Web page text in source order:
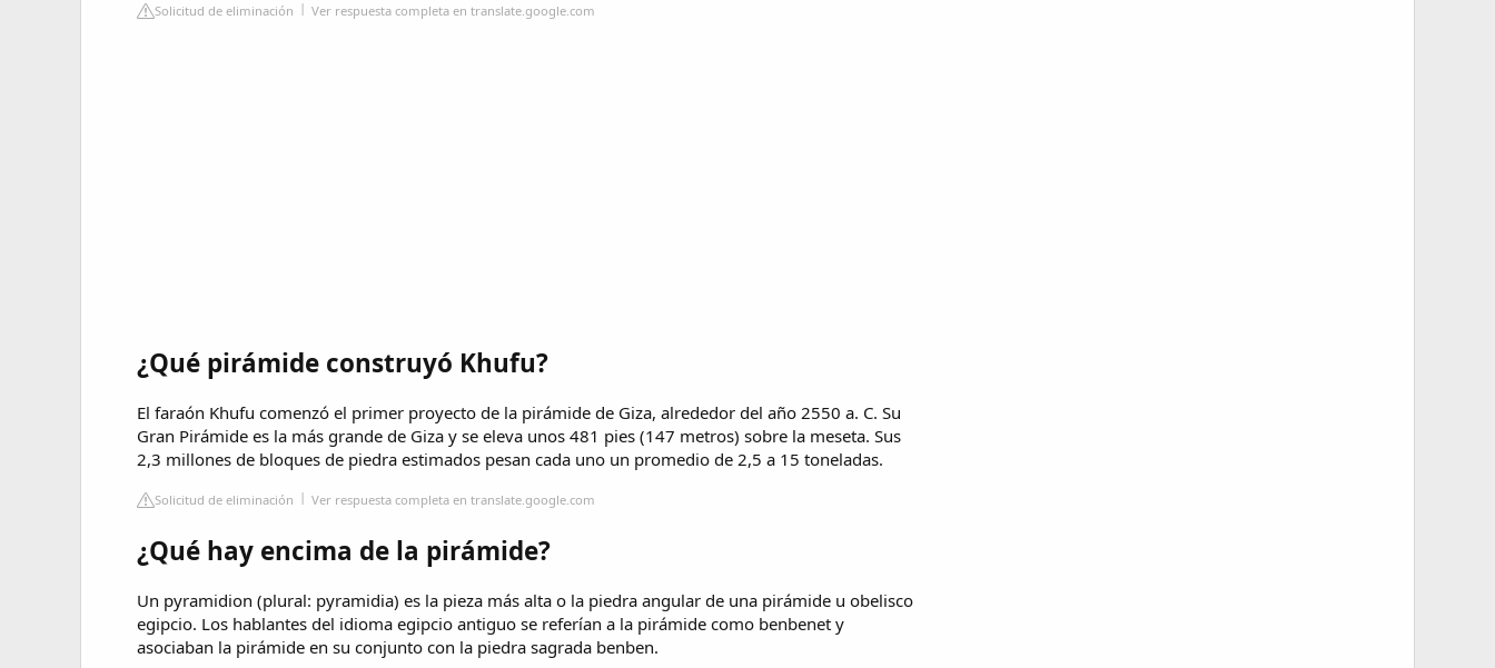
Solicitud de eliminación Ver respuesta completa en translate.google.com
¿Qué pirámide construyó Khufu?
El faraón Khufu comenzó el primer proyecto de la pirámide de Giza, alrededor del año 2550 a. C. Su
Gran Pirámide es la más grande de Giza y se eleva unos 481 pies (147 metros) sobre la meseta. Sus
2,3 millones de bloques de piedra estimados pesan cada uno un promedio de 2,5 a 15 toneladas.
Solicitud de eliminación Ver respuesta completa en translate.google.com
¿Qué hay encima de la pirámide?
Un pyramidion (plural: pyramidia) es la pieza más alta o la piedra angular de una pirámide u obelisco
egipcio. Los hablantes del idioma egipcio antiguo se referían a la pirámide como benbenet y
asociaban la pirámide en su conjunto con la piedra sagrada benben.